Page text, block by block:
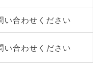
い合わせください
い合わせください